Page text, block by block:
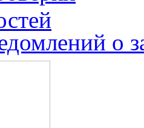
о